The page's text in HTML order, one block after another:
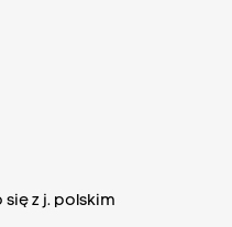
się z j. polskim